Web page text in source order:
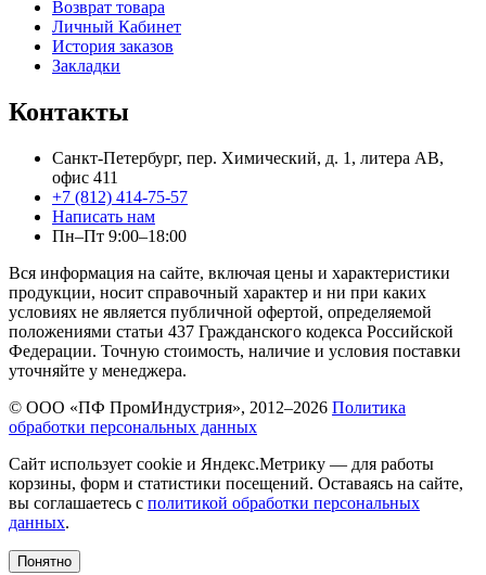
Возврат товара
Личный Кабинет
История заказов
Закладки
Контакты
Санкт-Петербург, пер. Химический, д. 1, литера АВ,
офис 411
+7 (812) 414-75-57
Написать нам
Пн–Пт 9:00–18:00
Вся информация на сайте, включая цены и характеристики
продукции, носит справочный характер и ни при каких
условиях не является публичной офертой, определяемой
положениями статьи 437 Гражданского кодекса Российской
Федерации. Точную стоимость, наличие и условия поставки
уточняйте у менеджера.
© ООО «ПФ ПромИндустрия», 2012–2026 Политика
обработки персональных данных
Сайт использует cookie и Яндекс.Метрику — для работы
корзины, форм и статистики посещений. Оставаясь на сайте,
вы соглашаетесь с политикой обработки персональных
данных.
Понятно